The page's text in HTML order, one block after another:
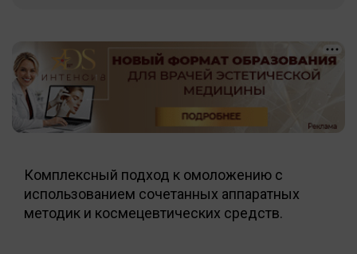
Комплексный подход к омоложению с
использованием сочетанных аппаратных
методик и космецевтических средств.